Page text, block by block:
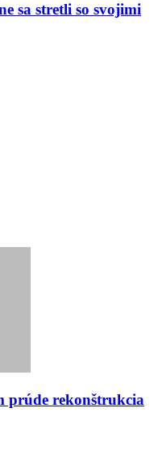
sa stretli so svojimi
prúde rekonštrukcia